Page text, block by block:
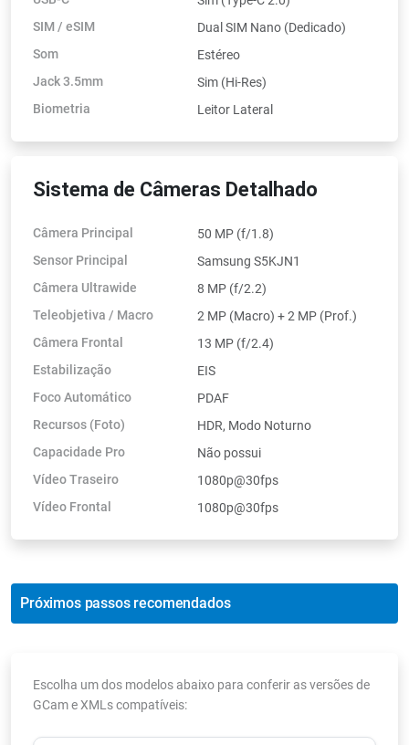
SIM / eSIM
Dual SIM Nano (Dedicado)
Som
Estéreo
Jack 3.5mm
Sim (Hi-Res)
Biometria
Leitor Lateral
Sistema de Câmeras Detalhado
Câmera Principal
50 MP (f/1.8)
Sensor Principal
Samsung S5KJN1
Câmera Ultrawide
8 MP (f/2.2)
Teleobjetiva / Macro
2 MP (Macro) + 2 MP (Prof.)
Câmera Frontal
13 MP (f/2.4)
Estabilização
EIS
Foco Automático
PDAF
Recursos (Foto)
HDR, Modo Noturno
Capacidade Pro
Não possui
Vídeo Traseiro
1080p@30fps
Vídeo Frontal
1080p@30fps
Próximos passos recomendados
Escolha um dos modelos abaixo para conferir as versões de
GCam e XMLs compatíveis: